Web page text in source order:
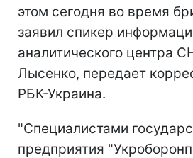
этом сегодня во время
заявил спикер
аналитического центра
Лысенко, передает
РБК-Украина.
"Специалистами
предприятия